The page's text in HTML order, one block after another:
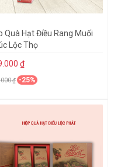
Quà Hạt Điều Rang Muối
Lộc Thọ
₫
₫ -25%